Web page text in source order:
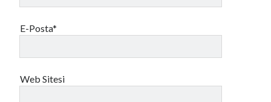
E-Posta*
Web Sitesi